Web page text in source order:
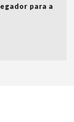
para a